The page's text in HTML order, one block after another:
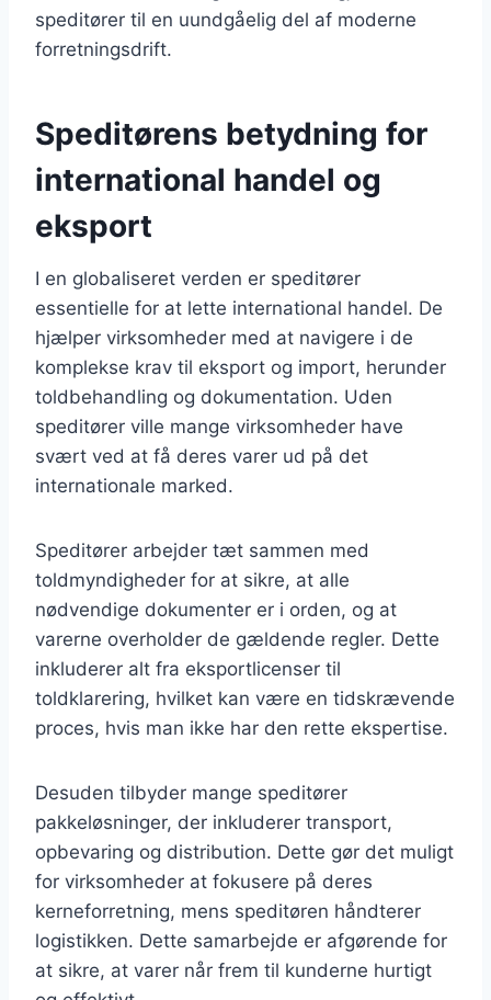
speditører til en uundgåelig del af moderne
forretningsdrift.
Speditørens betydning for
international handel og
eksport
I en globaliseret verden er speditører
essentielle for at lette international handel. De
hjælper virksomheder med at navigere i de
komplekse krav til eksport og import, herunder
toldbehandling og dokumentation. Uden
speditører ville mange virksomheder have
svært ved at få deres varer ud på det
internationale marked.
Speditører arbejder tæt sammen med
toldmyndigheder for at sikre, at alle
nødvendige dokumenter er i orden, og at
varerne overholder de gældende regler. Dette
inkluderer alt fra eksportlicenser til
toldklarering, hvilket kan være en tidskrævende
proces, hvis man ikke har den rette ekspertise.
Desuden tilbyder mange speditører
pakkeløsninger, der inkluderer transport,
opbevaring og distribution. Dette gør det muligt
for virksomheder at fokusere på deres
kerneforretning, mens speditøren håndterer
logistikken. Dette samarbejde er afgørende for
at sikre, at varer når frem til kunderne hurtigt